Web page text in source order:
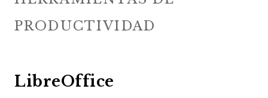
PRODUCTIVIDAD
LibreOffice